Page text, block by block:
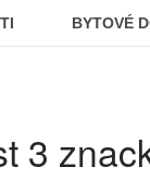
BYTOVÉ
3